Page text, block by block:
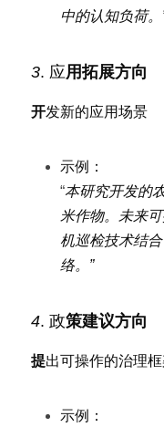
中的认知负荷。
3. 应用拓展方向
开发新的应用场景
示例：
“本研究开发的
米作物。未来
机巡检技术结合
络。”
4. 政策建议方向
提出可操作的治理
示例：